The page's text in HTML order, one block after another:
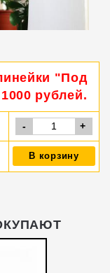
"Под
рублей.
- +
В корзину